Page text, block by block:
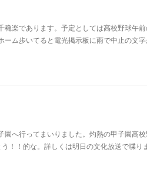
楽であります。予定としては高校野球午
ム歩いてると電光掲示板に雨で中止の文
へ行ってまいりました。灼熱の甲子園高
！！的な。詳しくは明日の文化放送で喋り